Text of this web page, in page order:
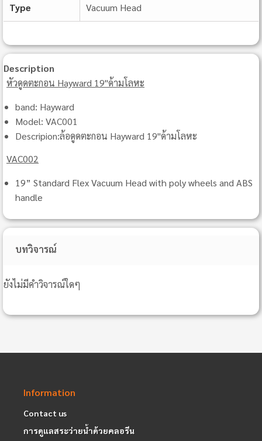
Type Vacuum Head
Description
หัวดูดตะกอน Hayward 19"ด้ามโลหะ
band: Hayward
Model: VAC001
Descripion:ล้อดูดตะกอน Hayward 19"ด้ามโลหะ
VAC002
19” Standard Flex Vacuum Head with poly wheels and ABS
handle
บทวิจารณ์
ยังไม่มีคำวิจารณ์ใดๆ
Information
Contact us
การดูแลสระว่ายน้ำด้วยคลอรีน